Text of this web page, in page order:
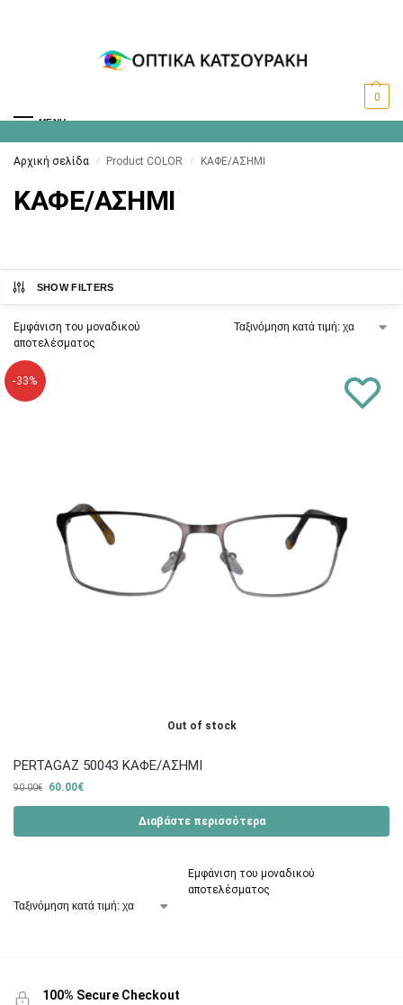
MENU
0
Αρχική σελίδα / Product COLOR / ΚΑΦΕ/ΑΣΗΜΙ
ΚΑΦΕ/ΑΣΗΜΙ
SHOW FILTERS
Εμφάνιση του μοναδικού
αποτελέσματος
-33%
Out of stock
PERTAGAZ 50043 ΚΑΦΕ/ΑΣΗΜΙ
90.00€ 60.00€
Διαβάστε περισσότερα
Εμφάνιση του μοναδικού
αποτελέσματος
100% Secure Checkout